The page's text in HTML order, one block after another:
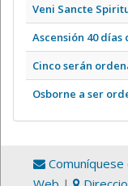
Veni Sancte
Ascensión 40 días
Cinco serán
Osborne a ser